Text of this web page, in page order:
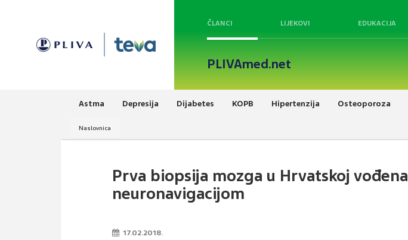
ČLANCI LIJEKOVI EDUKACIJA
PLIVAmed.net
Astma Depresija Dijabetes KOPB Hipertenzija Osteoporoza
Naslovnica
Prva biopsija mozga u Hrvatskoj vođena
neuronavigacijom
17.02.2018.